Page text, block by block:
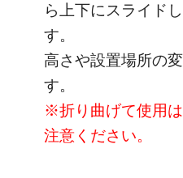
ら上下にスライド
す。
高さや設置場所の
す。
※折り曲げて使用
注意ください。